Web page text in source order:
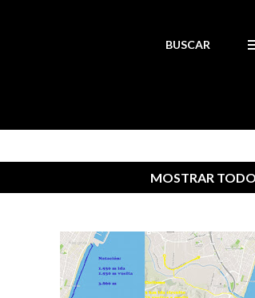
BUSCAR
MOSTRAR TODO